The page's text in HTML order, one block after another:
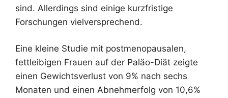
sind. Allerdings sind einige kurzfristige
Forschungen vielversprechend.
Eine kleine Studie mit postmenopausalen,
fettleibigen Frauen auf der Paläo-Diät zeigte
einen Gewichtsverlust von 9% nach sechs
Monaten und einen Abnehmerfolg von 10,6%